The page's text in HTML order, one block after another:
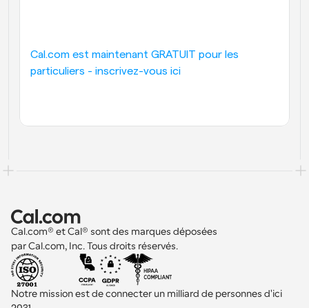
Cal.com est maintenant GRATUIT pour les
particuliers - inscrivez-vous ici
Cal.com® et Cal® sont des marques déposées
par Cal.com, Inc. Tous droits réservés.
Notre mission est de connecter un milliard de personnes d'ici